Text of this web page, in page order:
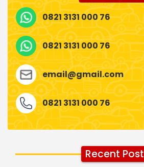
0821 3131 000 76
0821 3131 000 76
email@gmail.com
0821 3131 000 76
Recent Post